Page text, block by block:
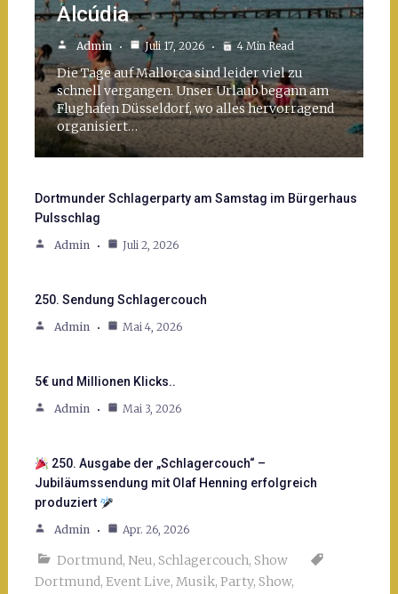
Alcúdia
Admin Juli 17, 2026 4 Min Read
Die Tage auf Mallorca sind leider viel zu
schnell vergangen. Unser Urlaub begann am
Flughafen Düsseldorf, wo alles hervorragend
organisiert…
Dortmunder Schlagerparty am Samstag im Bürgerhaus
Pulsschlag
Admin Juli 2, 2026
250. Sendung Schlagercouch
Admin Mai 4, 2026
5€ und Millionen Klicks..
Admin Mai 3, 2026
250. Ausgabe der „Schlagercouch“ –
Jubiläumssendung mit Olaf Henning erfolgreich
produziert
Admin Apr. 26, 2026
Dortmund, Neu, Schlagercouch, Show
Dortmund, Event Live, Musik, Party, Show,